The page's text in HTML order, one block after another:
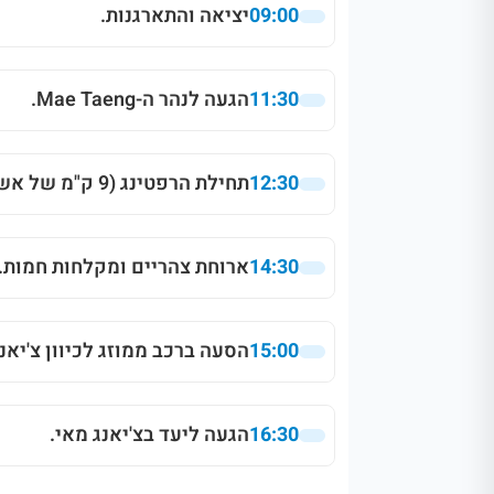
09:00יציאה והתארגנות.
11:30הגעה לנהר ה-Mae Taeng.
12:30תחילת הרפטינג (9 ק"מ של אשדות).
14:30ארוחת צהריים ומקלחות
15:00הסעה ברכב ממוזג לכיוון
16:30הגעה ליעד בצ'יאנג מאי.